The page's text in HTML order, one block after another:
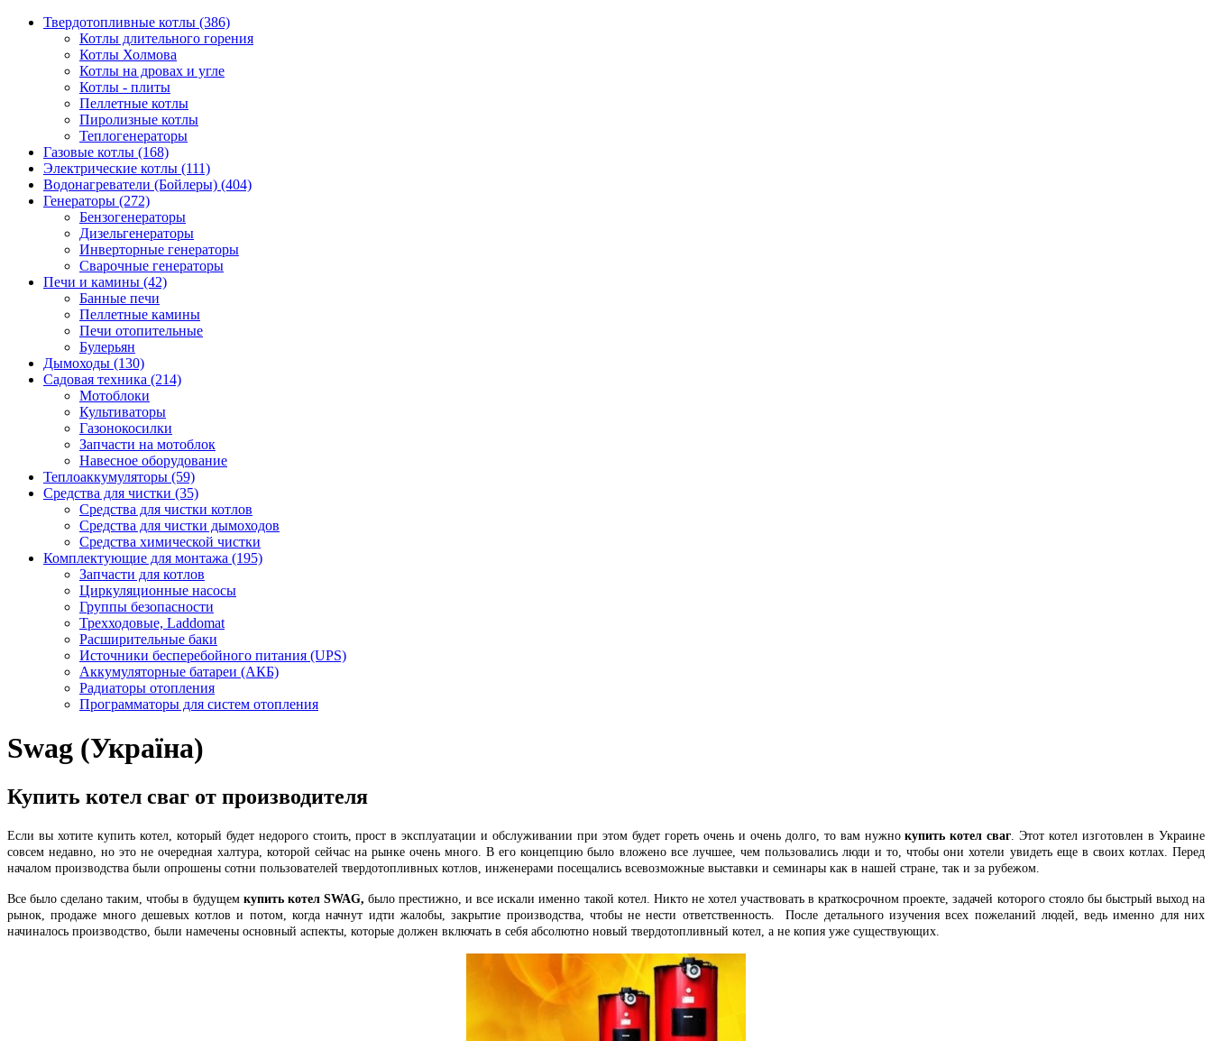
Твердотопливные котлы (386)
Котлы длительного горения
Котлы Холмова
Котлы на дровах и угле
Котлы - плиты
Пеллетные котлы
Пиролизные котлы
Теплогенераторы
Газовые котлы (168)
Электрические котлы (111)
Водонагреватели (Бойлеры) (404)
Генераторы (272)
Бензогенераторы
Дизельгенераторы
Инверторные генераторы
Сварочные генераторы
Печи и камины (42)
Банные печи
Пеллетные камины
Печи отопительные
Булерьян
Дымоходы (130)
Садовая техника (214)
Мотоблоки
Культиваторы
Газонокосилки
Запчасти на мотоблок
Навесное оборудование
Теплоаккумуляторы (59)
Средства для чистки (35)
Средства для чистки котлов
Средства для чистки дымоходов
Средства химической чистки
Комплектующие для монтажа (195)
Запчасти для котлов
Циркуляционные насосы
Группы безопасности
Трехходовые, Laddomat
Расширительные баки
Источники бесперебойного питания (UPS)
Аккумуляторные батареи (АКБ)
Радиаторы отопления
Программаторы для систем отопления
Swag (Україна)
Купить котел сваг от производителя
Если вы хотите купить котел, который будет недорого стоить, прост в эксплуатации и обслуживании при этом будет гореть очень и очень долго, то вам нужнокупить котел сваг . Этот котел изготовлен в Украине
совсем недавно, но это не очередная халтура, которой сейчас на рынке очень много. В его концепцию было вложено все лучшее, чем пользовались люди и то, чтобы они хотели увидеть еще в своих котлах. Перед
началом производства были опрошены сотни пользователей твердотопливных котлов, инженерами посещались всевозможные выставки и семинары как в нашей стране, так и за рубежом.
Все было сделано таким, чтобы в будущем купить котел SWAG, было престижно, и все искали именно такой котел. Никто не хотел участвовать в краткосрочном проекте, задачей которого стояло бы быстрый выход на
рынок, продаже много дешевых котлов и потом, когда начнут идти жалобы, закрытие производства, чтобы не нести ответственность. После детального изучения всех пожеланий людей, ведь именно для них
начиналось производство, были намечены основный аспекты, которые должен включать в себя абсолютно новый твердотопливный котел, а не копия уже существующих.